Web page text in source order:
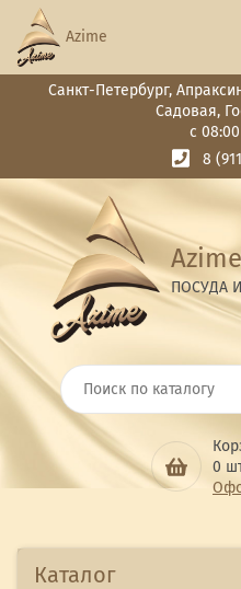
Санкт-Петербург,
Садовая,
с
8
Azime
ПОСУДА
0
Azime
Каталог